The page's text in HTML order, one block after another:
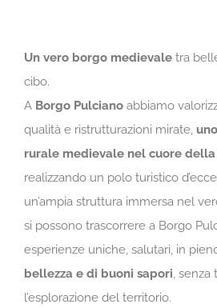
Un vero borgo medievale tra
cibo.
A Borgo Pulciano abbiamo
qualità e ristrutturazioni mirate,
rurale medievale nel cuore
realizzando un polo turistico
un’ampia struttura immersa nel
si possono trascorrere a Borgo
esperienze uniche, salutari, in
bellezza e di buoni sapori ,
l’esplorazione del territorio.